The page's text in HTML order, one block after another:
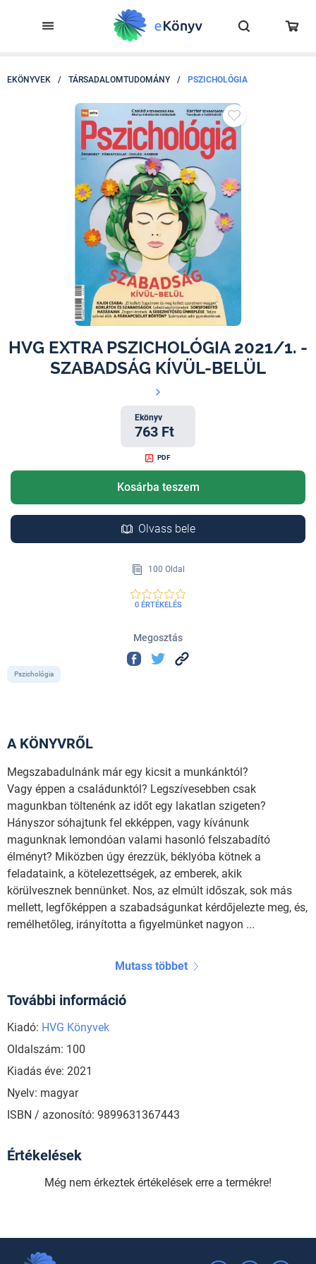
EKÖNYVEK / TÁRSADALOMTUDOMÁNY / PSZICHOLÓGIA
HVG EXTRA PSZICHOLÓGIA 2021/1. -
SZABADSÁG KÍVÜL-BELÜL
Ekönyv
763 Ft
PDF
Kosárba teszem
Olvass bele
100 Oldal
0 ÉRTÉKELÉS
Megosztás
Pszichológia
A KÖNYVRŐL
Megszabadulnánk már egy kicsit a munkánktól?
Vagy éppen a családunktól? Legszívesebben csak
magunkban töltenénk az időt egy lakatlan szigeten?
Hányszor sóhajtunk fel ekképpen, vagy kívánunk
magunknak lemondóan valami hasonló felszabadító
élményt? Miközben úgy érezzük, béklyóba kötnek a
feladataink, a kötelezettségek, az emberek, akik
körülvesznek bennünket. Nos, az elmúlt időszak, sok más
mellett, legfőképpen a szabadságunkat kérdőjelezte meg, és,
remélhetőleg, irányította a figyelmünket nagyon ...
Mutass többet
További információ
Kiadó: HVG Könyvek
Oldalszám: 100
Kiadás éve: 2021
Nyelv: magyar
ISBN / azonosító: 9899631367443
Értékelések
Még nem érkeztek értékelések erre a termékre!